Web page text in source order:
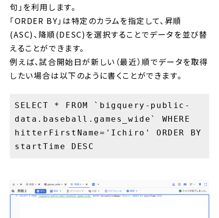
句」を利用します。
「ORDER BY」は特定のカラムを指定して、昇順
(ASC)、降順(DESC)を選択することでデータを並び替
えることができます。
例えば、試合開始日が新しい（最近）順でデータを取得
したい場合は以下のように書くことができます。
SELECT * FROM `bigquery-public-
data.baseball.games_wide` WHERE
hitterFirstName='Ichiro' ORDER BY
startTime DESC